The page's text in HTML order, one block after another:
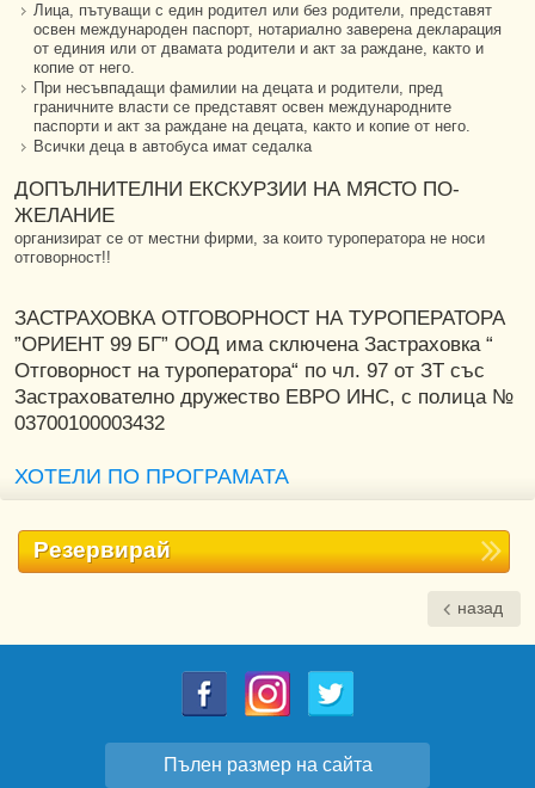
Лица, пътуващи с един родител или без родители, представят
освен международен паспорт, нотариално заверена декларация
от единия или от двамата родители и акт за раждане, както и
копие от него.
При несъвпадащи фамилии на децата и родители, пред
граничните власти се представят освен международните
паспорти и акт за раждане на децата, както и копие от него.
Всички деца в автобуса имат седалка
ДОПЪЛНИТЕЛНИ ЕКСКУРЗИИ НА МЯСТО ПО-
ЖЕЛАНИЕ
организират се от местни фирми, за които туроператора не носи
отговорност!!
ЗАСТРАХОВКА ОТГОВОРНОСТ НА ТУРОПЕРАТОРА
”ОРИЕНТ 99 БГ” ООД има сключена Застраховка “
Отговорност на туроператора“ по чл. 97 от ЗТ със
Застрахователно дружество ЕВРО ИНС, с полица №
03700100003432
ХОТЕЛИ ПО ПРОГРАМАТА
Резервирай
назад
Пълен размер на сайта